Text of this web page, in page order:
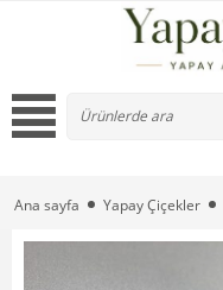
Ana sayfa Yapay Çiçekler